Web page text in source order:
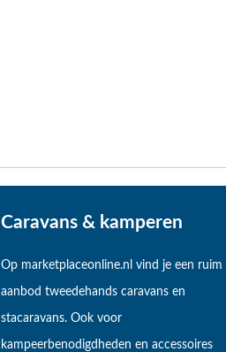
Caravans & kamperen
Op marketplaceonline.nl vind je een ruim
aanbod tweedehands caravans en
stacaravans. Ook voor
kampeerbenodigdheden en accessoires